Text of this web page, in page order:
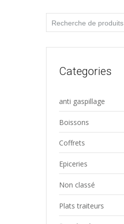
Recherche
pour :
Categories
anti gaspillage
Boissons
Coffrets
Epiceries
Non classé
Plats traiteurs